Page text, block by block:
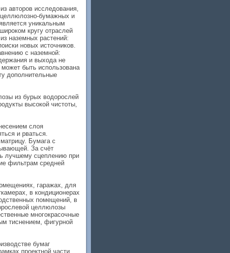
авторов исследования,
бумажных и
уникальным
кругу отраслей
наземных растений:
новых источников.
с наземной:
и выхода не
быть использована
дополнительные
из бурых водорослей
высокой чистоты,
слоя
и рваться.
Бумага с
За счёт
лучшему сцеплению при
фильтрам средней
гаражах, для
в кондиционерах
помещений, в
целлюлозы
многокрасочные
тиснением, фигурной
бумаг
проектной части